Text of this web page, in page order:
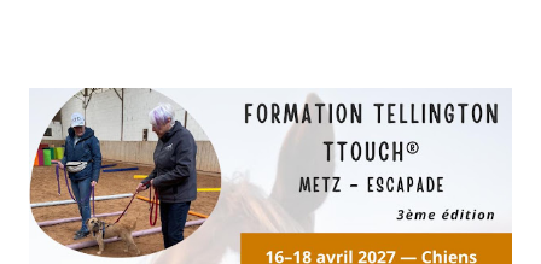
être “doux”. C’est apprendre à mieux le comprendre, à
l’aider dans son corps, à lui offrir des conditions dans
lesquelles il peut vraiment s’exprimer et s’apaiser. C’est
cette vision qui guide notre travail au quotidien :
transmettre, former et accompagner pour améliorer